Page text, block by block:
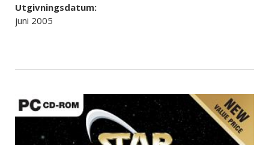
Utgivningsdatum:
juni 2005